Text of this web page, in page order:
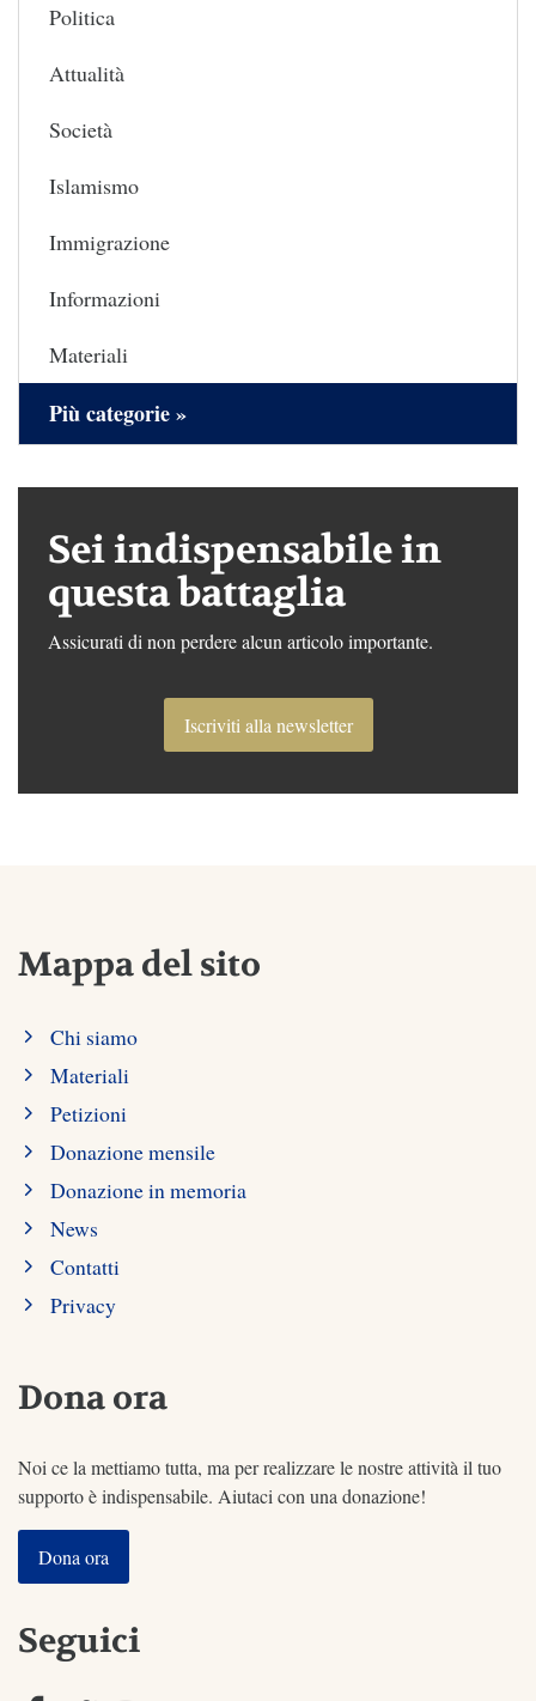
Politica
Attualità
Società
Islamismo
Immigrazione
Informazioni
Materiali
Più categorie »
Sei indispensabile in
questa battaglia
Assicurati di non perdere alcun articolo importante.
Iscriviti alla newsletter
Mappa del sito
Chi siamo
Materiali
Petizioni
Donazione mensile
Donazione in memoria
News
Contatti
Privacy
Dona ora
Noi ce la mettiamo tutta, ma per realizzare le nostre attività il tuo
supporto è indispensabile. Aiutaci con una donazione!
Dona ora
Seguici